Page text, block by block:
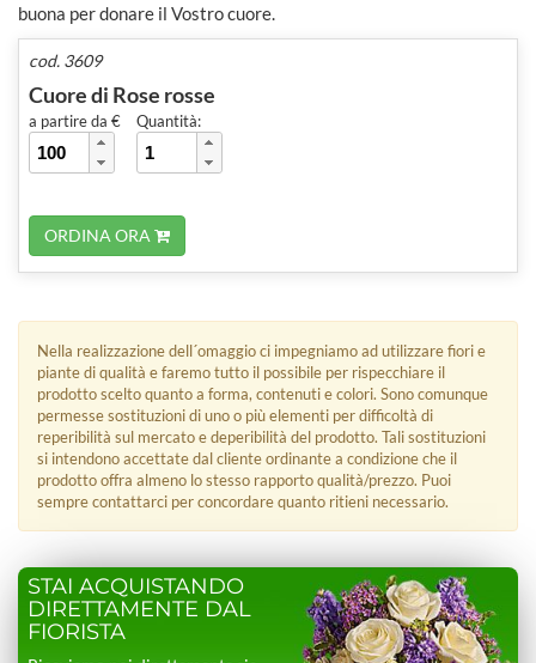
buona per donare il Vostro cuore.
cod. 3609
Cuore di Rose rosse
a partire da € Quantità:
ORDINA ORA
Nella realizzazione dell´omaggio ci impegniamo ad utilizzare fiori e
piante di qualità e faremo tutto il possibile per rispecchiare il
prodotto scelto quanto a forma, contenuti e colori. Sono comunque
permesse sostituzioni di uno o più elementi per difficoltà di
reperibilità sul mercato e deperibilità del prodotto. Tali sostituzioni
si intendono accettate dal cliente ordinante a condizione che il
prodotto offra almeno lo stesso rapporto qualità/prezzo. Puoi
sempre contattarci per concordare quanto ritieni necessario.
STAI ACQUISTANDO
DIRETTAMENTE DAL
FIORISTA